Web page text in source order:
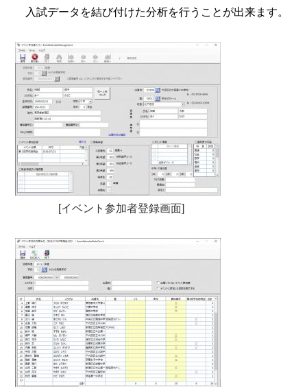
入試データを結び付けた分析を行うことが出来ます。
[イベント参加者登録画面]